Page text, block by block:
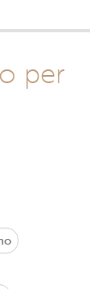
per